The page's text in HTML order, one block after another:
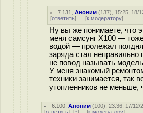
7.131 ,Аноним (137), 15:25, 18/
[ответить] [к модератору]
Ну вы же понимаете, что
меня самсунг X100 —
водой — пролежал
заряда стал неправильно
не повод называть
У меня знакомый
техники занимается, так
утопленников не
6.100 ,Аноним (100), 23:36, 17/12/